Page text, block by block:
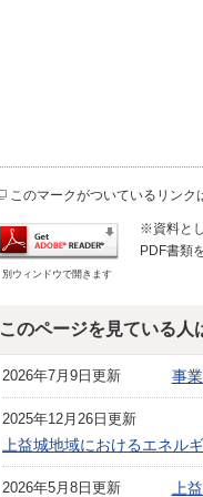
このマークがついているリン
別ウィンドウで開きます
※資料と
PDF書類
このページを見ている人
2026年7月9日更新 事
2025年12月26日更新
上益城地域におけるエネル
2026年5月8日更新 上